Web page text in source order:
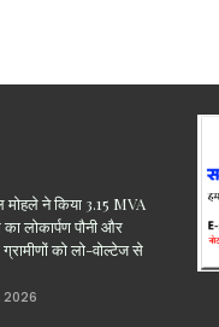
मोहले ने किया 3.15 MVA
का लोकार्पण पौनी और
ग्रामीणों को लो-वोल्टेज से
2026